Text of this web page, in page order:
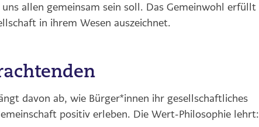
allen gemeinsam sein soll. Das Gemeinwohl erfüllt
in ihrem Wesen auszeichnet.
davon ab, wie Bürger*innen ihr gesellschaftliches
positiv erleben. Die Wert-Philosophie lehrt: